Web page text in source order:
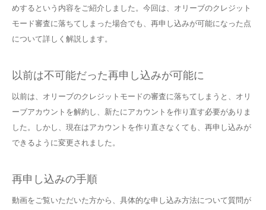
めするという内容をご紹介しました。今回は、オリーブのクレジット
モード審査に落ちてしまった場合でも、再申し込みが可能になった点
について詳しく解説します。
以前は不可能だった再申し込みが可能に
以前は、オリーブのクレジットモードの審査に落ちてしまうと、オリ
ーブアカウントを解約し、新たにアカウントを作り直す必要がありま
した。しかし、現在はアカウントを作り直さなくても、再申し込みが
できるように変更されました。
再申し込みの手順
動画をご覧いただいた方から、具体的な申し込み方法について質問が